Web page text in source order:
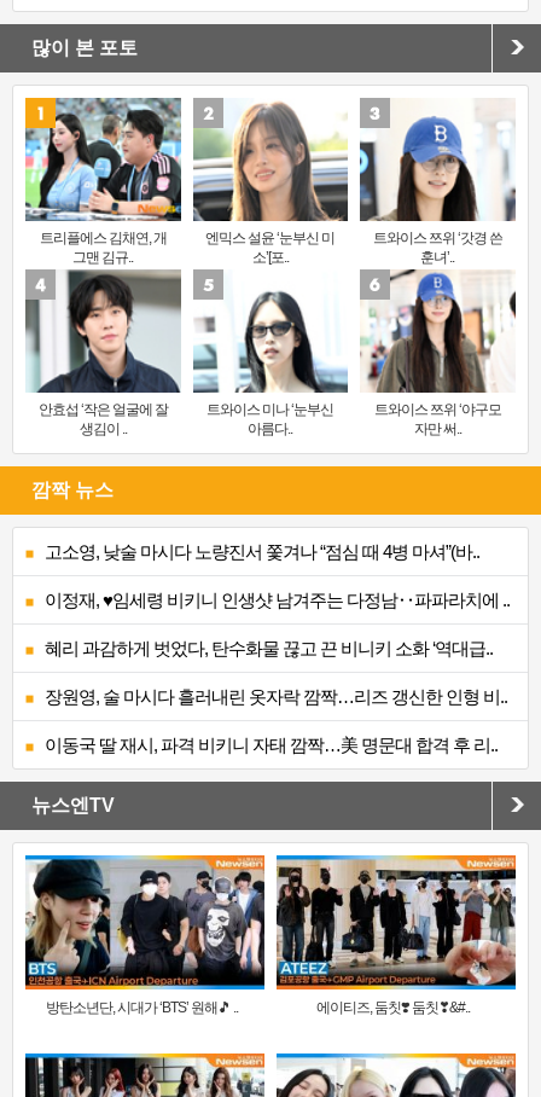
많이 본 포토
트리플에스 김채연, 개
그맨 김규..
엔믹스 설윤 ‘눈부신 미
소’[포..
트와이스 쯔위 ‘갓경 쓴
훈녀’..
안효섭 ‘작은 얼굴에 잘
생김이 ..
트와이스 미나 ‘눈부신
아름다..
트와이스 쯔위 ‘야구모
자만 써..
깜짝 뉴스
고소영, 낮술 마시다 노량진서 쫓겨나 “점심 때 4병 마셔”(바..
이정재, ♥임세령 비키니 인생샷 남겨주는 다정남‥파파라치에 ..
혜리 과감하게 벗었다, 탄수화물 끊고 끈 비니키 소화 ‘역대급..
장원영, 술 마시다 흘러내린 옷자락 깜짝…리즈 갱신한 인형 비..
이동국 딸 재시, 파격 비키니 자태 깜짝…美 명문대 합격 후 리..
뉴스엔TV
방탄소년단, 시대가 ‘BTS’ 원해🎵 .. 에이티즈, 둠칫❣️ 둠칫❣&#..